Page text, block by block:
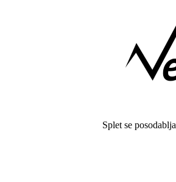
Splet se